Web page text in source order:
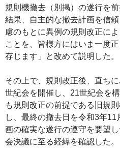
規則機撤去（別掲）の遂行を
結果、自主的な撤去計画を信
慮のもとに異例の規則改正に
ことを、皆様方にはいま一度
存じます」と改めて説明した。
その上で、規則改正後、直ち
世紀会を開催し、21世紀会を
も規則改正の前提である旧規
し、最終の撤去日を令和3年
画の確実な遂行の遵守を要望
会決議に至る経緯を確認した。